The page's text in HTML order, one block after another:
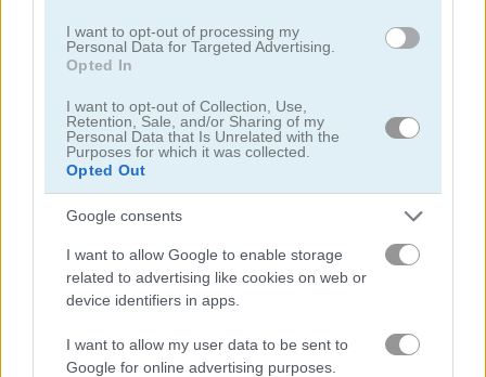
I want to opt-out of processing my
Personal Data for Targeted Advertising.
Opted In
I want to opt-out of Collection, Use,
Retention, Sale, and/or Sharing of my
Personal Data that Is Unrelated with the
Purposes for which it was collected.
Opted Out
Google consents
I want to allow Google to enable storage
related to advertising like cookies on web or
device identifiers in apps.
I want to allow my user data to be sent to
Google for online advertising purposes.
Tower Fall Bottle Flip Mobile
Danh mục liên quan
âm nhạc